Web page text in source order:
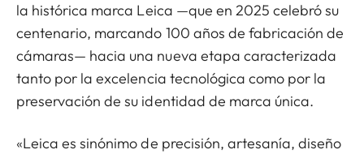
la histórica marca Leica —que en 2025 celebró su
centenario, marcando 100 años de fabricación de
cámaras— hacia una nueva etapa caracterizada
tanto por la excelencia tecnológica como por la
preservación de su identidad de marca única.
«Leica es sinónimo de precisión, artesanía, diseño